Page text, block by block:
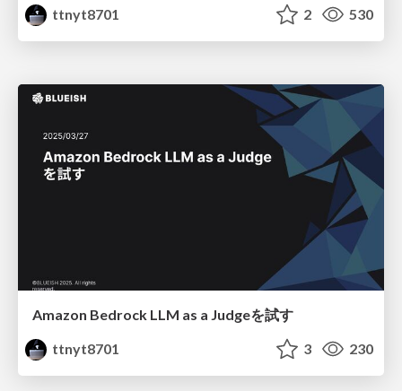
ttnyt8701 2 530
Amazon Bedrock LLM as a Judgeを試す
ttnyt8701
3 230